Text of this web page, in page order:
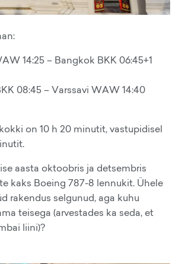
14:25 – Bangkok BKK 06:45+1
08:45 – Varssavi WAW 14:40
on 10 h 20 minutit, vastupidisel
aasta oktoobris ja detsembris
kaks Boeing 787-8 lennukit. Ühele
rakendus selgunud, aga kuhu
teisega (arvestades ka seda, et
liini)?